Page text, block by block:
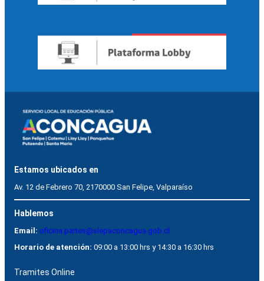
Estamos ubicados en
Av. 12 de Febrero 70, 2170000 San Felipe, Valparaíso
Hablemos
Email: oficina.partes@slepaconcagua.gob.cl
Horario de atención: 09:00 a 13:00 hrs y 14:30 a 16:30 hrs
Tramites Online